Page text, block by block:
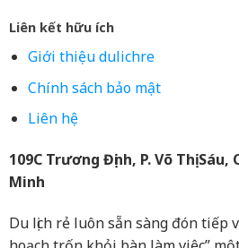
Liên kết hữu ích
Giới thiệu dulichre
Chính sách bảo mật
Liên hệ
109C Trương Định, P. Võ Thị Sáu,
Minh
Du lịch rẻ luôn sẵn sàng đón tiếp